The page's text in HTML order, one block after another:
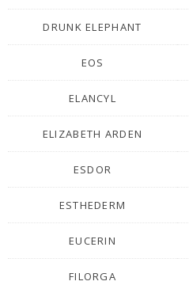
DRUNK ELEPHANT
EOS
ELANCYL
ELIZABETH ARDEN
ESDOR
ESTHEDERM
EUCERIN
FILORGA